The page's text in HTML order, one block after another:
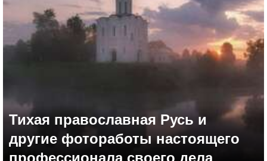
Тихая православная Русь и
другие фотоработы настоящего
профессионала своего дела